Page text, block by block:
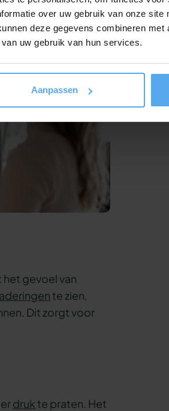
over uw gebruik van onze site
deze gegevens combineren met
uw gebruik van hun services.
Aanpassen
aanpak.
gevoel van
te zien,
Dit zorgt voor
druk te praten. Het